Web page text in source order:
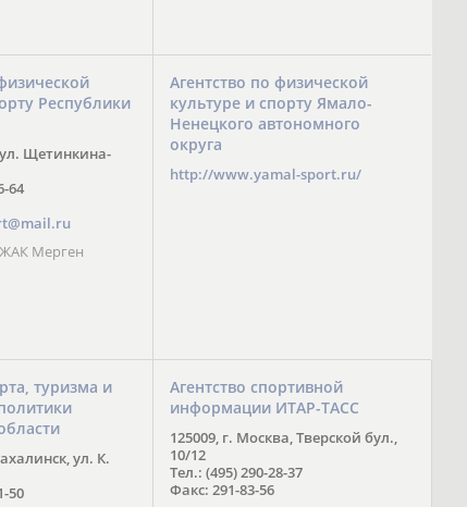
Республики
Щетинкина-
64
Мерген
Агентство по физической
культуре и спорту Ямало-
Ненецкого автономного
округа
http://www.yamal-sport.ru/
туризма и
ул. К.
50
Агентство спортивной
информации ИТАР-ТАСС
125009, г. Москва, Тверской бул.,
10/12
Тел.: (495) 290-28-37
Факс: 291-83-56